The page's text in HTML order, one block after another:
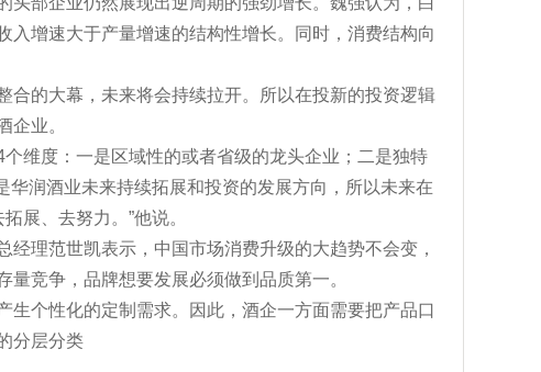
增速大于产量增速的结构性增长。同时，消费结构向
合的大幕，未来将会持续拉开。所以在投新的投资逻辑
企业。
维度：一是区域性的或者省级的龙头企业；二是独特
润酒业未来持续拓展和投资的发展方向，所以未来在
展、去努力。”他说。
理范世凯表示，中国市场消费升级的大趋势不会变，
竞争，品牌想要发展必须做到品质第一。
个性化的定制需求。因此，酒企一方面需要把产品口
分层分类